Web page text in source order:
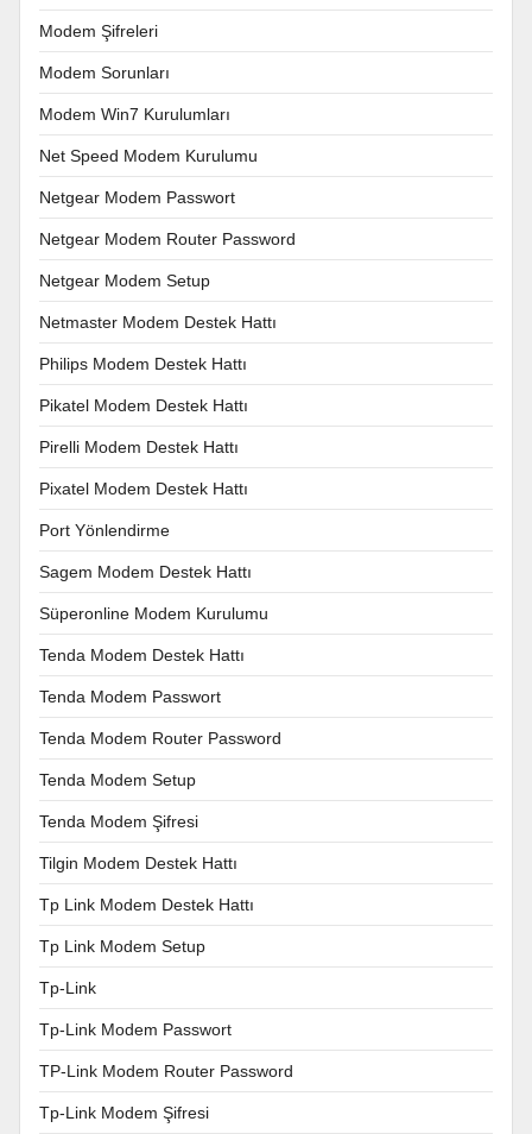
Modem Şifreleri
Modem Sorunları
Modem Win7 Kurulumları
Net Speed Modem Kurulumu
Netgear Modem Passwort
Netgear Modem Router Password
Netgear Modem Setup
Netmaster Modem Destek Hattı
Philips Modem Destek Hattı
Pikatel Modem Destek Hattı
Pirelli Modem Destek Hattı
Pixatel Modem Destek Hattı
Port Yönlendirme
Sagem Modem Destek Hattı
Süperonline Modem Kurulumu
Tenda Modem Destek Hattı
Tenda Modem Passwort
Tenda Modem Router Password
Tenda Modem Setup
Tenda Modem Şifresi
Tilgin Modem Destek Hattı
Tp Link Modem Destek Hattı
Tp Link Modem Setup
Tp-Link
Tp-Link Modem Passwort
TP-Link Modem Router Password
Tp-Link Modem Şifresi